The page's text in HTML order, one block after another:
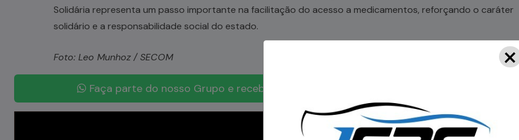
Solidária representa um passo importante na facilitação do acesso a medicamentos, reforçando o caráter
solidário e a responsabilidade social do estado.
Foto: Leo Munhoz / SECOM
Faça parte do nosso Grupo e receba no WhatsApp notícias do Portal OBV.
×